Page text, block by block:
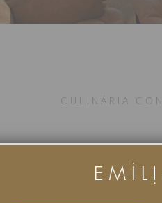
CULINÁRIA